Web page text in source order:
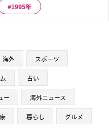
1995年
海外 スポーツ
占い
ー 海外ニュース
暮らし グルメ